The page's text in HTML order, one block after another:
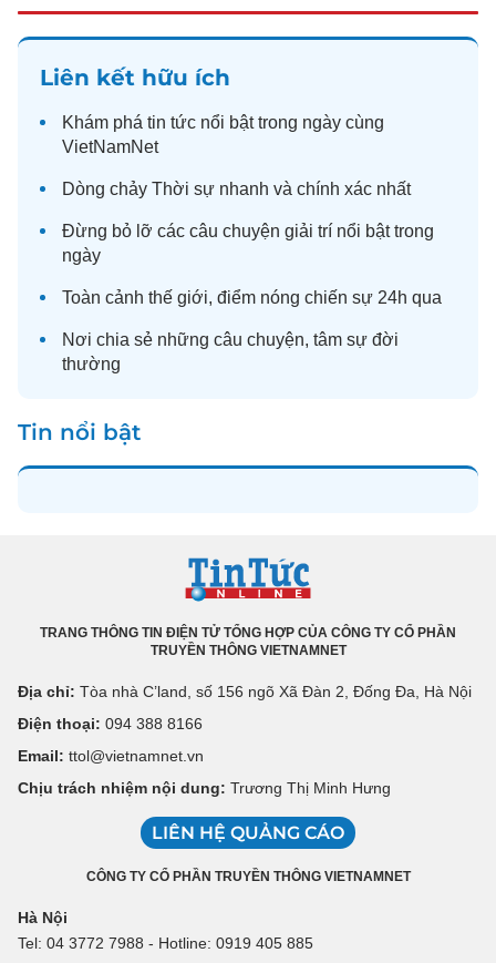
Liên kết hữu ích
Khám phá tin tức nổi bật trong ngày cùng
VietNamNet
Dòng chảy Thời sự nhanh và chính xác nhất
Đừng bỏ lỡ các câu chuyện giải trí nổi bật trong
ngày
Toàn cảnh thế giới, điểm nóng chiến sự 24h qua
Nơi chia sẻ những câu chuyện, tâm sự đời
thường
Tin nổi bật
TRANG THÔNG TIN ĐIỆN TỬ TỔNG HỢP CỦA CÔNG TY CỔ PHẦN
TRUYỀN THÔNG VIETNAMNET
Địa chỉ: Tòa nhà C’land, số 156 ngõ Xã Đàn 2, Đống Đa, Hà Nội
Điện thoại: 094 388 8166
Email: ttol@vietnamnet.vn
Chịu trách nhiệm nội dung: Trương Thị Minh Hưng
LIÊN HỆ QUẢNG CÁO
CÔNG TY CỔ PHẦN TRUYỀN THÔNG VIETNAMNET
Hà Nội
Tel: 04 3772 7988 - Hotline: 0919 405 885